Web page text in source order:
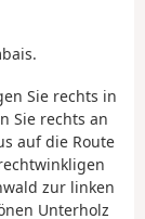
Sie rechts in
Sie rechts an
auf die Route
zur linken
Unterholz